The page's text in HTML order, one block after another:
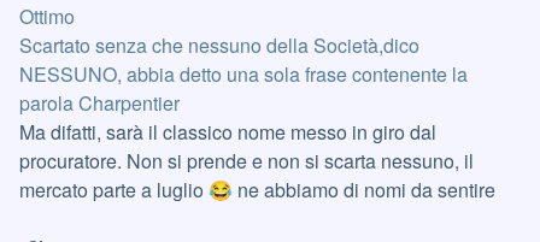
Ottimo
Scartato senza che nessuno della Società,dico
NESSUNO, abbia detto una sola frase contenente la
parola Charpentier
Ma difatti, sarà il classico nome messo in giro dal
procuratore. Non si prende e non si scarta nessuno, il
mercato parte a luglio 😂 ne abbiamo di nomi da sentire